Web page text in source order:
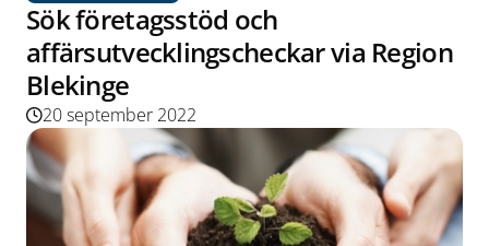
Sök företagsstöd och
affärsutvecklingscheckar via Region
Blekinge
20 september 2022